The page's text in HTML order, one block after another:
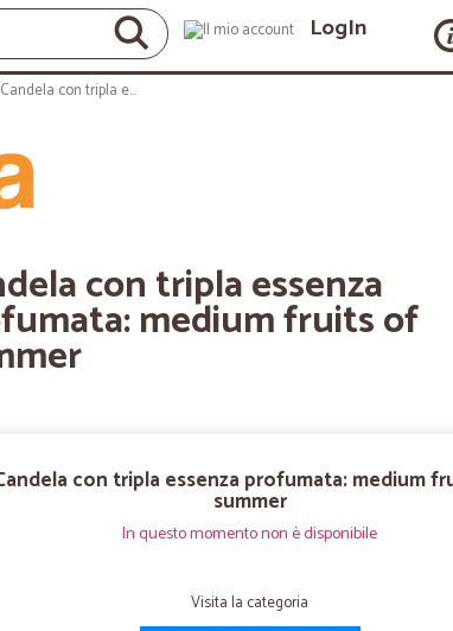
LogIn
Candela con tripla essenza profumata: medium fruits of summer
con tripla essenza
medium fruits of
con tripla essenza profumata: medium
summer
In questo momento non è disponibile
Visita la categoria